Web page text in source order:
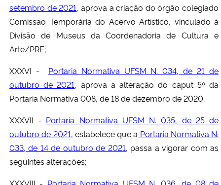
setembro de 2021, aprova a criação do órgão colegiado
Comissão Temporária do Acervo Artístico, vinculado à
Divisão de Museus da Coordenadoria de Cultura e
Arte/PRE;
XXXVI - Portaria Normativa UFSM N. 034, de 21 de
outubro de 2021, aprova a alteração do caput 5º da
Portaria Normativa 008, de 18 de dezembro de 2020;
XXXVII - Portaria Normativa UFSM N. 035, de 25 de
outubro de 2021, estabelece que a Portaria Normativa N.
033, de 14 de outubro de 2021, passa a vigorar com as
seguintes alterações;